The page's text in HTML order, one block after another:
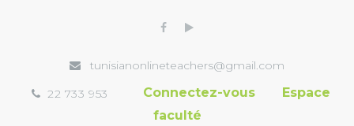
tunisianonlineteachers@gmail.com
22 733 953
Connectez-vous
Espace
faculté